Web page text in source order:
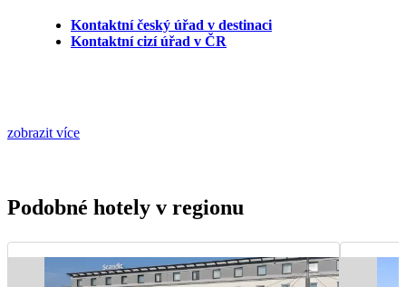
Kontaktní český úřad v destinaci
Kontaktní cizí úřad v ČR
zobrazit více
Podobné hotely v regionu